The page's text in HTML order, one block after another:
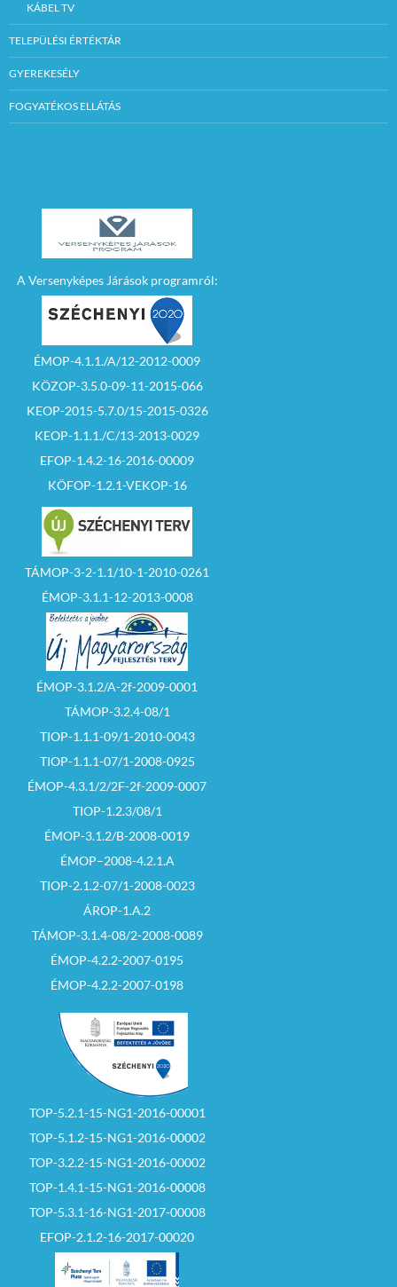
KÁBEL TV
TELEPÜLÉSI ÉRTÉKTÁR
GYEREKESÉLY
FOGYATÉKOS ELLÁTÁS
A Versenyképes Járások programról:
ÉMOP-4.1.1./A/12-2012-0009
KÖZOP-3.5.0-09-11-2015-066
KEOP-2015-5.7.0/15-2015-0326
KEOP-1.1.1./C/13-2013-0029
EFOP-1.4.2-16-2016-00009
KÖFOP-1.2.1-VEKOP-16
TÁMOP-3-2-1.1/10-1-2010-0261
ÉMOP-3.1.1-12-2013-0008
ÉMOP-3.1.2/A-2f-2009-0001
TÁMOP-3.2.4-08/1
TIOP-1.1.1-09/1-2010-0043
TIOP-1.1.1-07/1-2008-0925
ÉMOP-4.3.1/2/2F-2f-2009-0007
TIOP-1.2.3/08/1
ÉMOP-3.1.2/B-2008-0019
ÉMOP–2008-4.2.1.A
TIOP-2.1.2-07/1-2008-0023
ÁROP-1.A.2
TÁMOP-3.1.4-08/2-2008-0089
ÉMOP-4.2.2-2007-0195
ÉMOP-4.2.2-2007-0198
TOP-5.2.1-15-NG1-2016-00001
TOP-5.1.2-15-NG1-2016-00002
TOP-3.2.2-15-NG1-2016-00002
TOP-1.4.1-15-NG1-2016-00008
TOP-5.3.1-16-NG1-2017-00008
EFOP-2.1.2-16-2017-00020